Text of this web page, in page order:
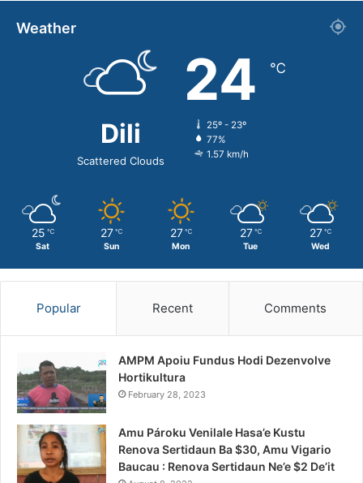
Weather
Dili
Scattered Clouds
24 ℃
25º - 23º
77%
1.57 km/h
25 ℃
Sat
27 ℃
Sun
27 ℃
Mon
27 ℃
Tue
27 ℃
Wed
Popular Recent Comments
AMPM Apoiu Fundus Hodi Dezenvolve
Hortikultura
February 28, 2023
Amu Pároku Venilale Hasa’e Kustu
Renova Sertidaun Ba $30, Amu Vigario
Baucau : Renova Sertidaun Ne’e $2 De’it